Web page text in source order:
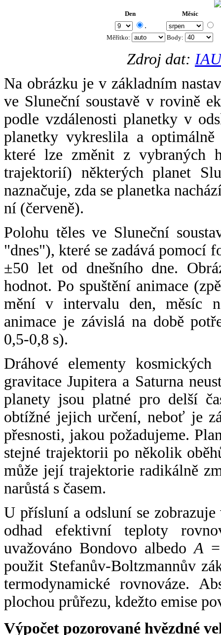
Den Měsíc
.
Měřítko: Body:
Zdroj dat:
Na obrázku je v základním
ve Sluneční soustavě v rovině
podle vzdálenosti planetky v
planetky vykreslila a
které lze změnit z vybraných
trajektorií) některých planet
naznačuje, zda se planetka
ní (červeně).
Polohu těles ve Sluneční
"dnes"), které se zadává pomocí
±50 let od dnešního dne.
hodnot. Po spuštění animace
mění v intervalu den, měsíc
animace je závislá na době
0,5-0,8 s).
Dráhové elementy
gravitace Jupitera a Saturna
planety jsou platné pro delší
obtížné jejich určení, neboť je
přesnosti, jakou požadujeme.
stejné trajektorii po několik
může její trajektorie radikálně
narůstá s časem.
U přísluní a odsluní se
odhad efektivní teploty
uvažováno Bondovo albedoA
použit Stefanův-Boltzmannův
termodynamické rovnováze.
plochou průřezu, kdežto emise
Výpočet pozorované hvězdné